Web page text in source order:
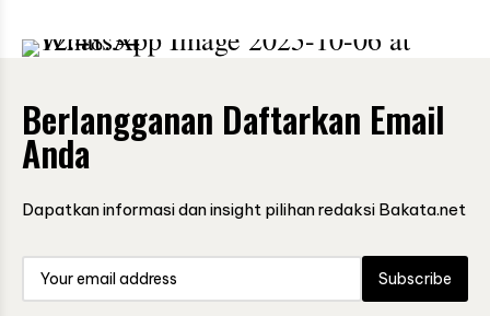
Berlangganan Daftarkan Email
Anda
Dapatkan informasi dan insight pilihan redaksi Bakata.net
Subscribe